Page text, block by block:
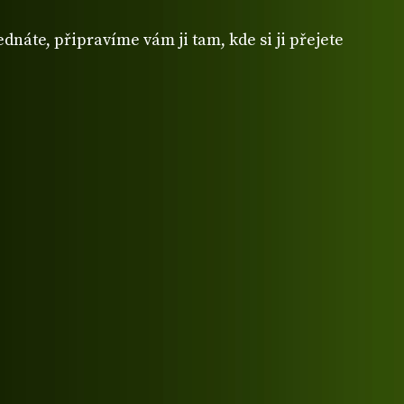
připravíme vám ji tam, kde si ji přejete